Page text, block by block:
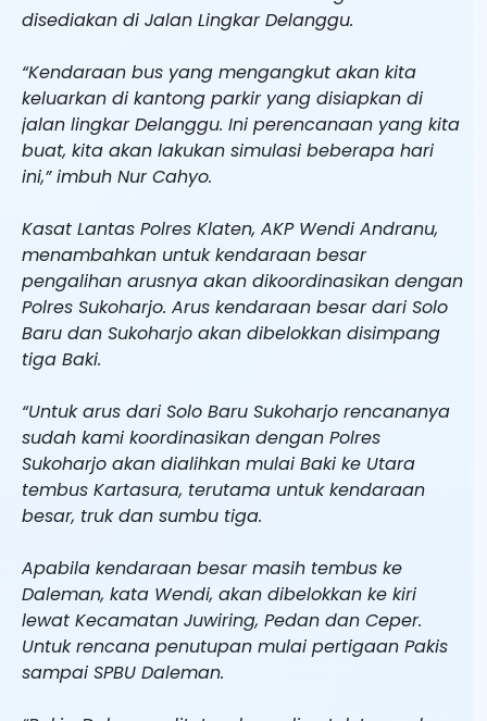
disediakan di Jalan Lingkar Delanggu.
“Kendaraan bus yang mengangkut akan kita
keluarkan di kantong parkir yang disiapkan di
jalan lingkar Delanggu. Ini perencanaan yang kita
buat, kita akan lakukan simulasi beberapa hari
ini,” imbuh Nur Cahyo.
Kasat Lantas Polres Klaten, AKP Wendi Andranu,
menambahkan untuk kendaraan besar
pengalihan arusnya akan dikoordinasikan dengan
Polres Sukoharjo. Arus kendaraan besar dari Solo
Baru dan Sukoharjo akan dibelokkan disimpang
tiga Baki.
“Untuk arus dari Solo Baru Sukoharjo rencananya
sudah kami koordinasikan dengan Polres
Sukoharjo akan dialihkan mulai Baki ke Utara
tembus Kartasura, terutama untuk kendaraan
besar, truk dan sumbu tiga.
Apabila kendaraan besar masih tembus ke
Daleman, kata Wendi, akan dibelokkan ke kiri
lewat Kecamatan Juwiring, Pedan dan Ceper.
Untuk rencana penutupan mulai pertigaan Pakis
sampai SPBU Daleman.